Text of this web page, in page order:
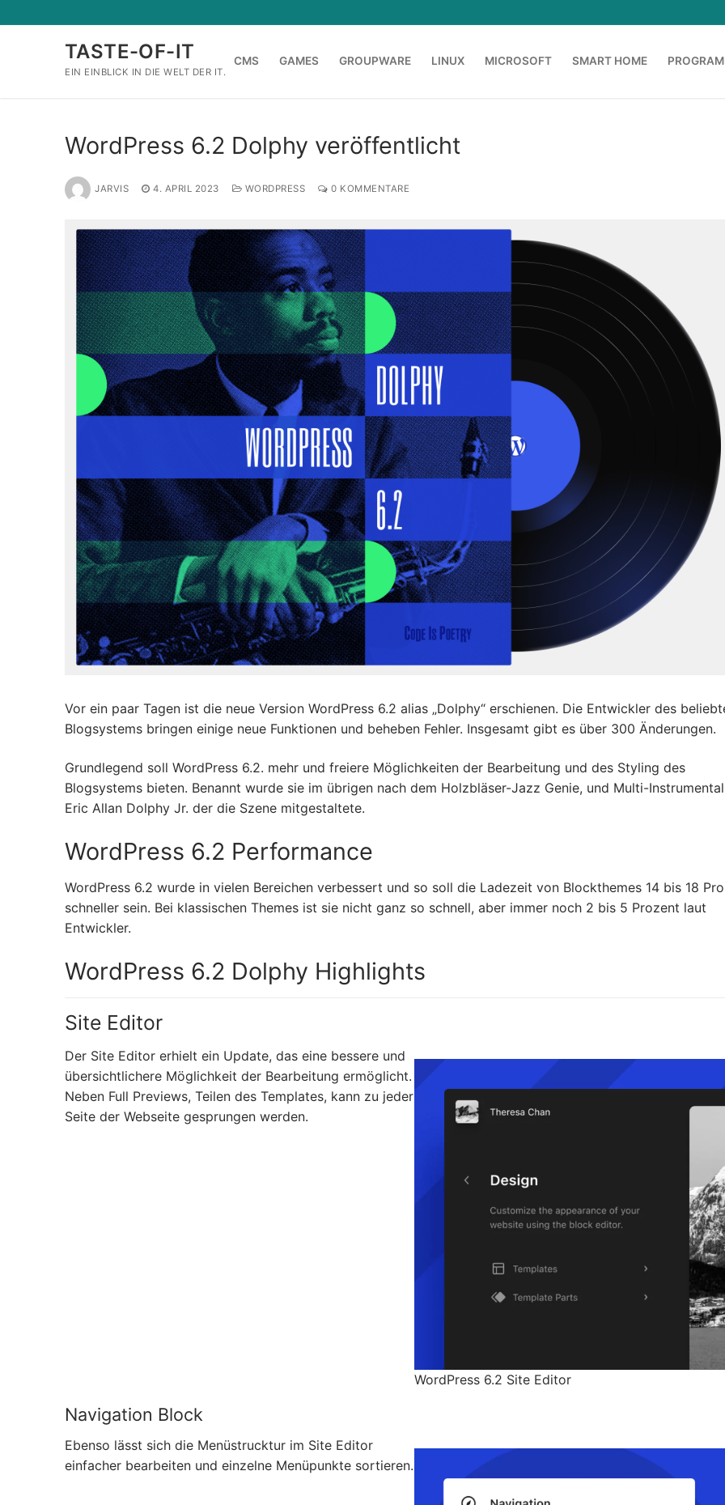
Inhalt
TASTE-OF-IT
EIN EINBLICK IN DIE WELT DER IT.
CMS GAMES GROUPWARE LINUX MICROSOFT SMART HOME
WordPress 6.2 Dolphy veröffentlicht
JARVIS 4. APRIL 2023 WORDPRESS 0 KOMMENTARE
Vor ein paar Tagen ist die neue Version WordPress 6.2 alias „Dolphy“ erschienen. Die Entwickler des
Blogsystems bringen einige neue Funktionen und beheben Fehler. Insgesamt gibt es über 300 Änderungen.
Grundlegend soll WordPress 6.2. mehr und freiere Möglichkeiten der Bearbeitung und des Styling des
Blogsystems bieten. Benannt wurde sie im übrigen nach dem Holzbläser-Jazz Genie, und Multi-
Eric Allan Dolphy Jr. der die Szene mitgestaltete.
WordPress 6.2 Performance
WordPress 6.2 wurde in vielen Bereichen verbessert und so soll die Ladezeit von Blockthemes 14 bis 18
schneller sein. Bei klassischen Themes ist sie nicht ganz so schnell, aber immer noch 2 bis 5 Prozent laut
Entwickler.
WordPress 6.2 Dolphy Highlights
Site Editor
Der Site Editor erhielt ein Update, das eine bessere und
übersichtlichere Möglichkeit der Bearbeitung ermöglicht.
Neben Full Previews, Teilen des Templates, kann zu jeder
Seite der Webseite gesprungen werden.
WordPress 6.2 Site Editor
Navigation Block
Ebenso lässt sich die Menüstrucktur im Site Editor
einfacher bearbeiten und einzelne Menüpunkte sortieren.